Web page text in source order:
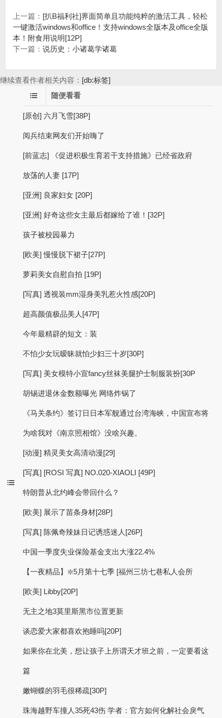
上一篇： [扒B福利社]界面简单且功能纯粹的激活工具，轻松
一键激活windows和office！支持windows全版本及office全版
本！附食用说明[12P]
下一篇： 说历史：小诸葛学诸葛
继续查看作者相关内容： [db:标签]
随便看看
[原创] 六月飞雪[38P]
阅兵结束网友们开始嗨了
[前蓝志] 《促进积极生育若干支持措施》已经省政府
放荡的人妻 [17P]
[亚洲] 良家妇女 [20P]
[亚洲] 好奇这些女主最后都嫁给了谁！[32P]
孩子被校园暴力
[欧美] 慢慢脱下裙子[27P]
萝莉美女自慰自拍 [19P]
[写真] 透视装mm湿身美乳惹火性感[20P]
超高颜值极品美人[47P]
今年最精辟的短文：装
不怕少女玩暧昧就怕少妇三十岁[30P]
[写真] 美女模特小宣fancy丝袜美腿护士制服装扮[30P
胡锡进退休金数额曝光 网络炸锅了
《马关条约》签订日日本军舰通过台湾海峡，中国宣布将
为啥我对《南京照相馆》没啥兴趣。
[动漫] 精灵美女高清动漫[29]
[写真] [ROSI 写真] NO.020-XIAOLI [49P]
特朗普从北约峰会带回什么？
[欧美] 展示了苗条身材[28P]
[写真] 陈佩奇辣妹日记诱惑迷人[26P]
中国一季度失业保险基金支出大涨22.4%
【一夜精品】❇️5月第十七季 [福州三坊七巷私人会所
[欧美] Libby[20P]
无主之地3莫里斯黑市位置更新
谈恋爱大家都喜欢抱睡吗[20P]
如果你在北美，想让孩子上所谓天才班之前，一定要看这
篇
嫩蝴蝶的羽毛很稀疏[30P]
珠海越野车撞人35死43伤 学者：官方如何化解社会戾气